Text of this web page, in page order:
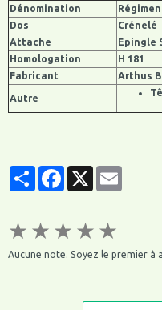
Dénomination
Dos
Crénelé
Attache
Epingle
Homologation
H 181
Fabricant
Arthus
Autre
PartagerFacebook
★ ★ ★ ★ ★
Aucune note. Soyez le premier à